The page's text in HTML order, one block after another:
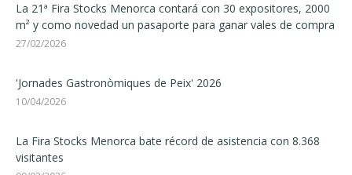
La 21ª Fira Stocks Menorca contará con 30 expositores, 2000
m² y como novedad un pasaporte para ganar vales de compra
27/02/2026
'Jornades Gastronòmiques de Peix' 2026
10/04/2026
La Fira Stocks Menorca bate récord de asistencia con 8.368
visitantes